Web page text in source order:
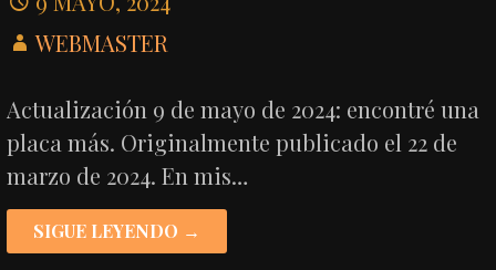
WEBMASTER
Actualización 9 de mayo de 2024: encontré una
placa más. Originalmente publicado el 22 de
marzo de 2024. En mis…
SIGUE LEYENDO →